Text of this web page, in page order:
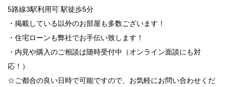
5路線3駅利用可 駅徒歩5分
・掲載している以外のお部屋も多数ございます！
・住宅ローンも弊社でお手伝い致します！
・内見や購入のご相談は随時受付中（オンライン面談にも対
応！）
☆ご都合の良い日時で可能ですので、お気軽にお問い合わせくだ